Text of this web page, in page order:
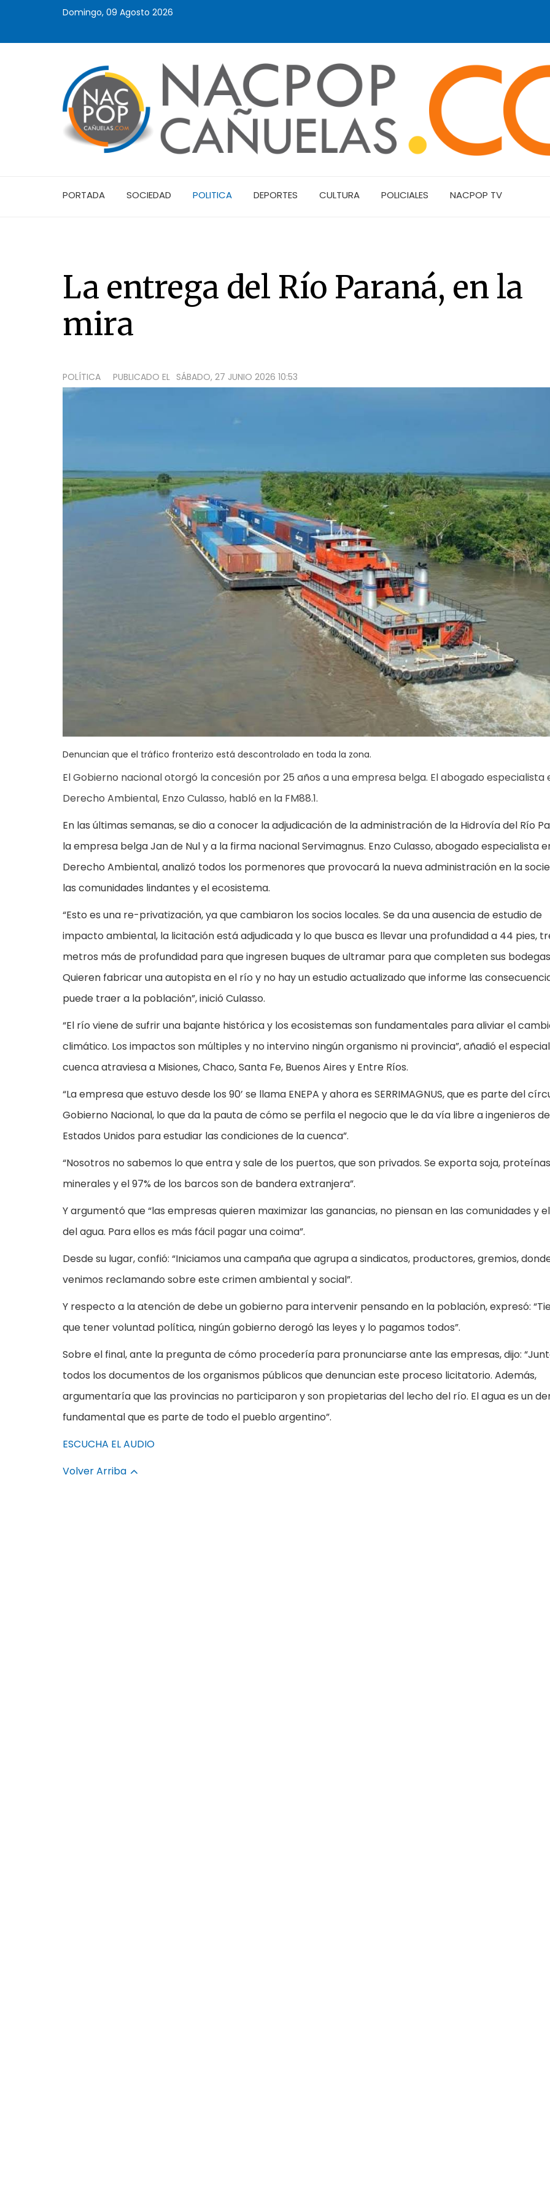
Domingo, 09 Agosto 2026
PORTADA SOCIEDAD POLITICA DEPORTES CULTURA POLICIALES NACPOP TV
La entrega del Río Paraná, en la
mira
POLÍTICA PUBLICADO EL SÁBADO, 27 JUNIO 2026 10:53
Denuncian que el tráfico fronterizo está descontrolado en toda la zona.
El Gobierno nacional otorgó la concesión por 25 años a una empresa belga. El abogado especialista
Derecho Ambiental, Enzo Culasso, habló en la FM88.1.
En las últimas semanas, se dio a conocer la adjudicación de la administración de la Hidrovía del Río
la empresa belga Jan de Nul y a la firma nacional Servimagnus. Enzo Culasso, abogado especialista
Derecho Ambiental, analizó todos los pormenores que provocará la nueva administración en la
las comunidades lindantes y el ecosistema.
“Esto es una re-privatización, ya que cambiaron los socios locales. Se da una ausencia de estudio de
impacto ambiental, la licitación está adjudicada y lo que busca es llevar una profundidad a 44 pies,
metros más de profundidad para que ingresen buques de ultramar para que completen sus
Quieren fabricar una autopista en el río y no hay un estudio actualizado que informe las
puede traer a la población”, inició Culasso.
“El río viene de sufrir una bajante histórica y los ecosistemas son fundamentales para aliviar el
climático. Los impactos son múltiples y no intervino ningún organismo ni provincia”, añadió el
cuenca atraviesa a Misiones, Chaco, Santa Fe, Buenos Aires y Entre Ríos.
“La empresa que estuvo desde los 90’ se llama ENEPA y ahora es SERRIMAGNUS, que es parte del
Gobierno Nacional, lo que da la pauta de cómo se perfila el negocio que le da vía libre a ingenieros de
Estados Unidos para estudiar las condiciones de la cuenca”.
“Nosotros no sabemos lo que entra y sale de los puertos, que son privados. Se exporta soja,
minerales y el 97% de los barcos son de bandera extranjera”.
Y argumentó que “las empresas quieren maximizar las ganancias, no piensan en las comunidades y
del agua. Para ellos es más fácil pagar una coima”.
Desde su lugar, confió: “Iniciamos una campaña que agrupa a sindicatos, productores, gremios,
venimos reclamando sobre este crimen ambiental y social”.
Y respecto a la atención de debe un gobierno para intervenir pensando en la población, expresó:
que tener voluntad política, ningún gobierno derogó las leyes y lo pagamos todos”.
Sobre el final, ante la pregunta de cómo procedería para pronunciarse ante las empresas, dijo:
todos los documentos de los organismos públicos que denuncian este proceso licitatorio. Además,
argumentaría que las provincias no participaron y son propietarias del lecho del río. El agua es un
fundamental que es parte de todo el pueblo argentino”.
ESCUCHA EL AUDIO
Volver Arriba